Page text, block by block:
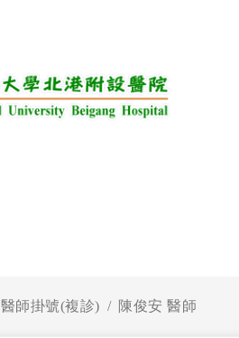
醫師掛號(複診) 陳俊安 醫師